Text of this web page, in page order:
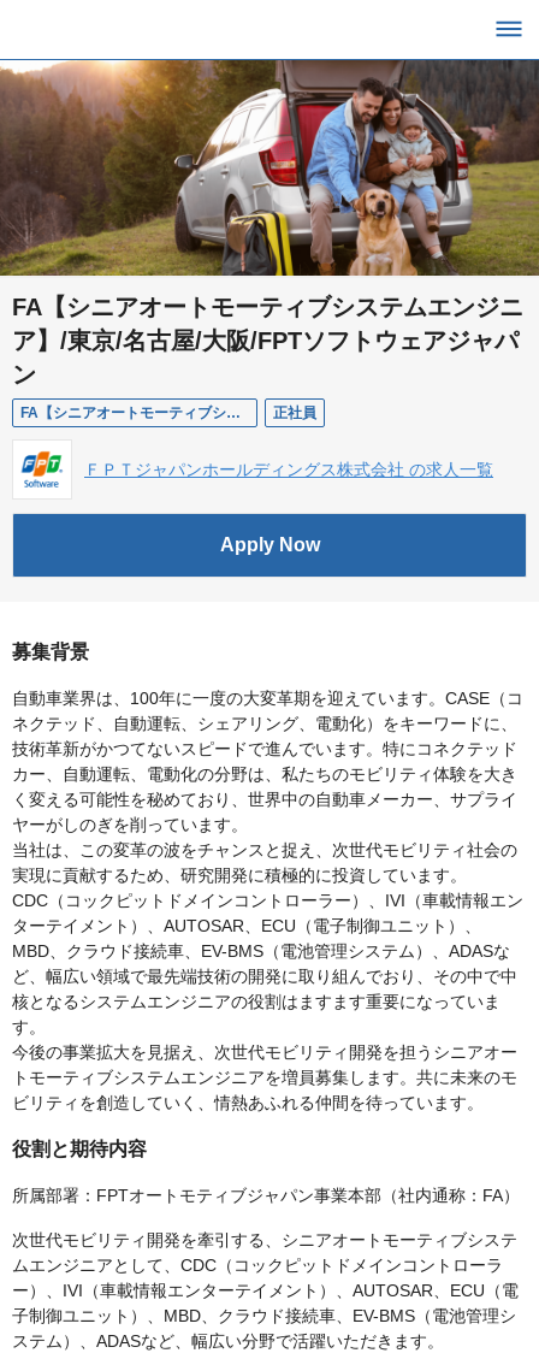
FA【シニアオートモーティブシステムエンジニ
ア】/東京/名古屋/大阪/FPTソフトウェアジャパ
ン
FA【シニアオートモーティブシステムエンジニア】/東京/名古屋/大阪/FPTソフトウェアジャパン 正社員
ＦＰＴジャパンホールディングス株式会社 の求人一覧
Apply Now
募集背景
自動車業界は、100年に一度の大変革期を迎えています。CASE（コ
ネクテッド、自動運転、シェアリング、電動化）をキーワードに、
技術革新がかつてないスピードで進んでいます。特にコネクテッド
カー、自動運転、電動化の分野は、私たちのモビリティ体験を大き
く変える可能性を秘めており、世界中の自動車メーカー、サプライ
ヤーがしのぎを削っています。
当社は、この変革の波をチャンスと捉え、次世代モビリティ社会の
実現に貢献するため、研究開発に積極的に投資しています。
CDC（コックピットドメインコントローラー）、IVI（車載情報エン
ターテイメント）、AUTOSAR、ECU（電子制御ユニット）、
MBD、クラウド接続車、EV-BMS（電池管理システム）、ADASな
ど、幅広い領域で最先端技術の開発に取り組んでおり、その中で中
核となるシステムエンジニアの役割はますます重要になっていま
す。
今後の事業拡大を見据え、次世代モビリティ開発を担うシニアオー
トモーティブシステムエンジニアを増員募集します。共に未来のモ
ビリティを創造していく、情熱あふれる仲間を待っています。
役割と期待内容
所属部署：FPTオートモティブジャパン事業本部（社内通称：FA）
次世代モビリティ開発を牽引する、シニアオートモーティブシステ
ムエンジニアとして、CDC（コックピットドメインコントローラ
ー）、IVI（車載情報エンターテイメント）、AUTOSAR、ECU（電
子制御ユニット）、MBD、クラウド接続車、EV-BMS（電池管理シ
ステム）、ADASなど、幅広い分野で活躍いただきます。